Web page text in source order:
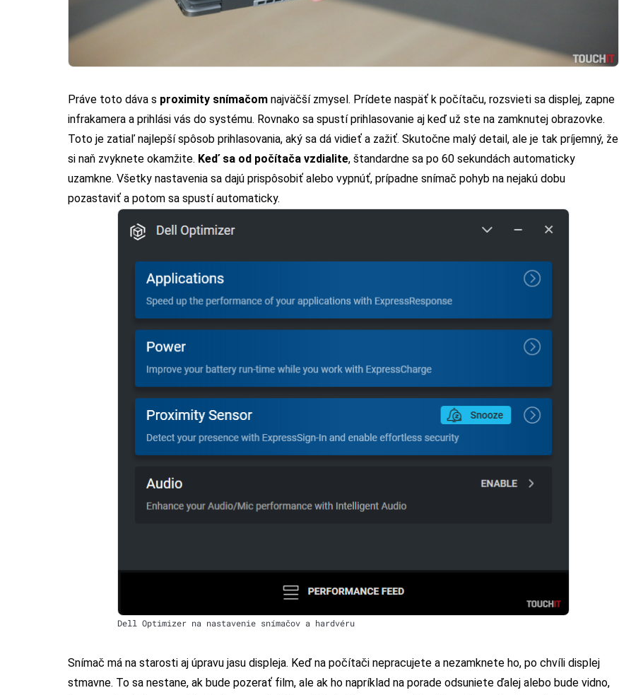
Práve toto dáva s proximity snímačom najväčší zmysel. Prídete naspäť k počítaču, rozsvieti sa displej, zapne
infrakamera a prihlási vás do systému. Rovnako sa spustí prihlasovanie aj keď už ste na zamknutej obrazovke.
Toto je zatiaľ najlepší spôsob prihlasovania, aký sa dá vidieť a zažiť. Skutočne malý detail, ale je tak príjemný, že
si naň zvyknete okamžite. Keď sa od počítača vzdialite, štandardne sa po 60 sekundách automaticky
uzamkne. Všetky nastavenia sa dajú prispôsobiť alebo vypnúť, prípadne snímač pohyb na nejakú dobu
pozastaviť a potom sa spustí automaticky.
Dell Optimizer na nastavenie snímačov a hardvéru
Snímač má na starosti aj úpravu jasu displeja. Keď na počítači nepracujete a nezamknete ho, po chvíli displej
stmavne. To sa nestane, ak bude pozerať film, ale ak ho napríklad na porade odsuniete ďalej alebo bude vidno,